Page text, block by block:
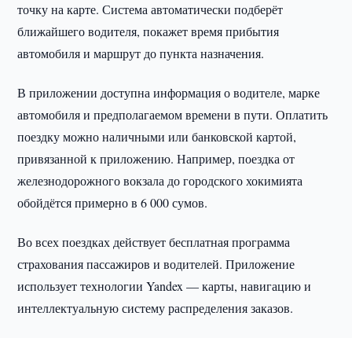
точку на карте. Система автоматически подберёт
ближайшего водителя, покажет время прибытия
автомобиля и маршрут до пункта назначения.
В приложении доступна информация о водителе, марке
автомобиля и предполагаемом времени в пути. Оплатить
поездку можно наличными или банковской картой,
привязанной к приложению. Например, поездка от
железнодорожного вокзала до городского хокимията
обойдётся примерно в 6 000 сумов.
Во всех поездках действует бесплатная программа
страхования пассажиров и водителей. Приложение
использует технологии Yandex — карты, навигацию и
интеллектуальную систему распределения заказов.